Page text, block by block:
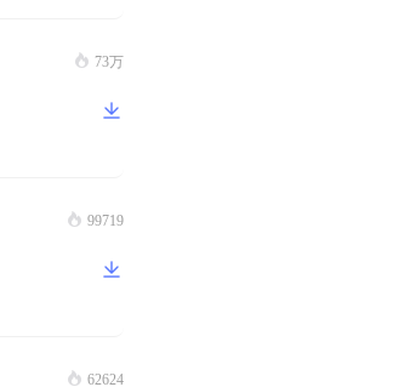
73万
99719
62624